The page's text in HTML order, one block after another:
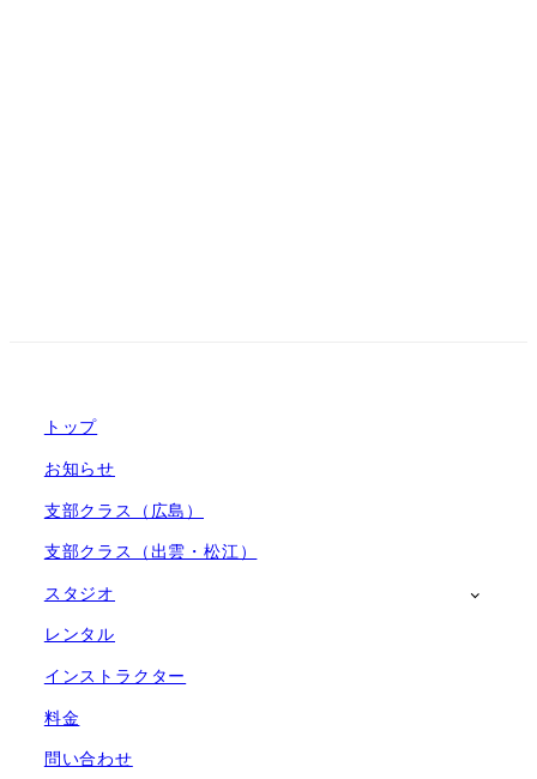
トップ
お知らせ
支部クラス（広島）
支部クラス（出雲・松江）
スタジオ
レンタル
インストラクター
料金
問い合わせ